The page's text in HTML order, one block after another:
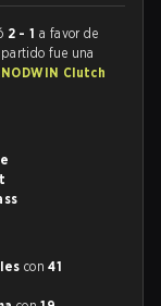
2 - 1 a favor de
fue una
Clutch
con41